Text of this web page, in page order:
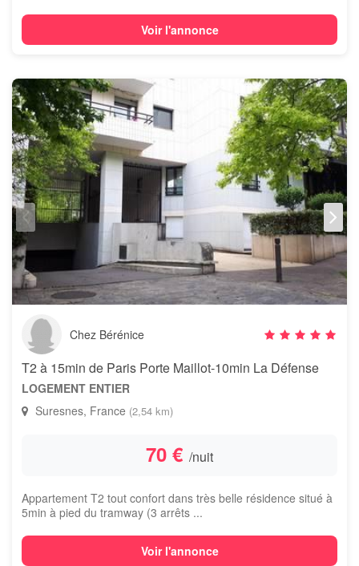
Voir l'annonce
Chez Bérénice
T2 à 15min de Paris Porte Maillot-10min La Défense
LOGEMENT ENTIER
Suresnes, France (2,54 km)
70 € /nuit
Appartement T2 tout confort dans très belle résidence situé à
5min à pied du tramway (3 arrêts ...
Voir l'annonce